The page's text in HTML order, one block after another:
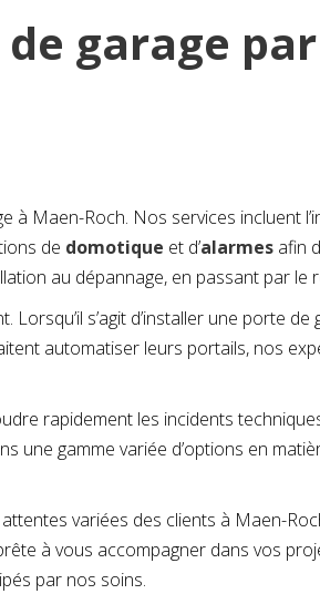
garage par
à Maen-Roch. Nos services incluent
de domotique et d’alarmes afin
au dépannage, en passant par
s’agit d’installer une porte
automatiser leurs portails, nos
rapidement les incidents
gamme variée d’options en
variées des clients à Maen-
à vous accompagner dans vos
par nos soins.